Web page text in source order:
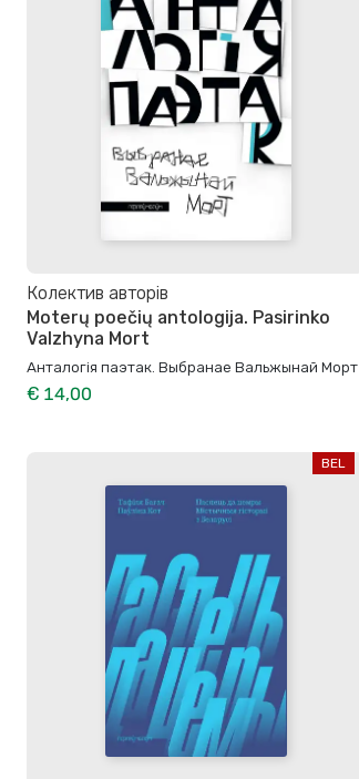
Колектив авторів
Moterų poečių antologija. Pasirinko
Valzhyna Mort
Анталогія паэтак. Выбранае Вальжынай Морт
€ 14,00
BEL